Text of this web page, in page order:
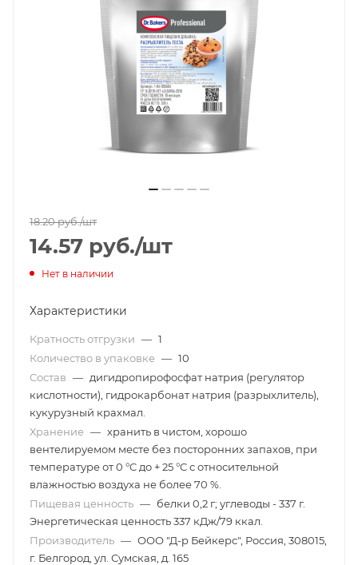
18.20руб./шт
14.57 руб./шт
Нет в наличии
Характеристики
Кратность отгрузки — 1
Количество в упаковке — 10
Состав — дигидропирофосфат натрия (регулятор
кислотности), гидрокарбонат натрия (разрыхлитель),
кукурузный крахмал.
Хранение — хранить в чистом, хорошо
вентелируемом месте без посторонних запахов, при
температуре от 0 °C до + 25 °C с относительной
влажностью воздуха не более 70 %.
Пищевая ценность — белки 0,2 г; углеводы - 337 г.
Энергетическая ценность 337 кДж/79 ккал.
Производитель — ООО "Д-р Бейкерс", Россия, 308015,
г. Белгород, ул. Сумская, д. 165